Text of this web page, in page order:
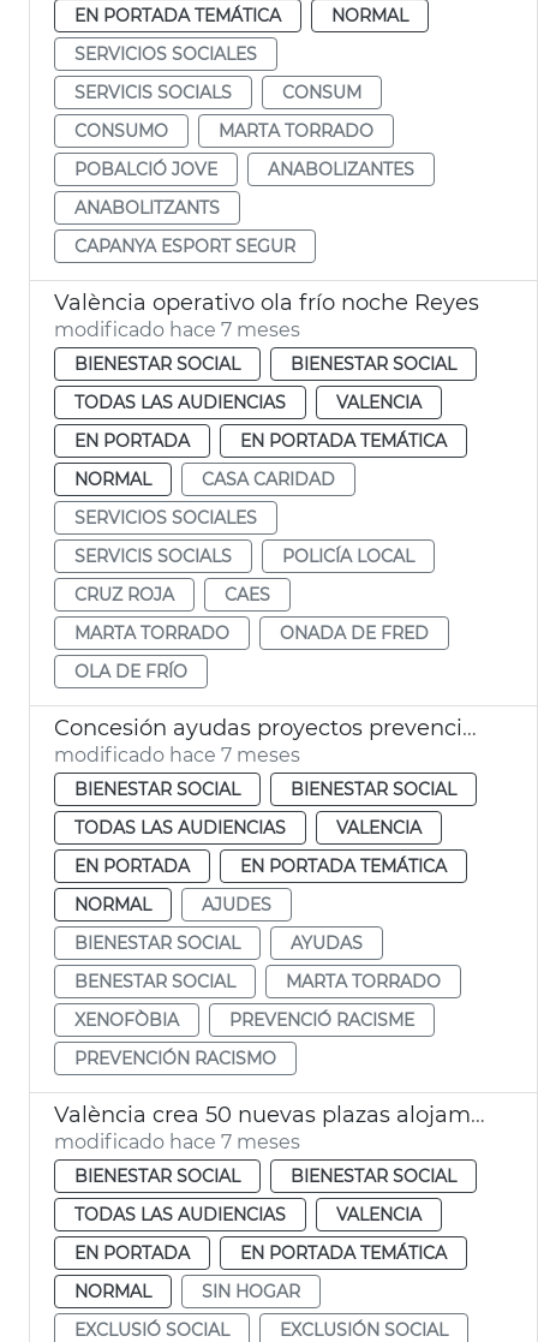
EN PORTADA TEMÁTICA
NORMAL
SERVICIOS SOCIALES
SERVICIS SOCIALS
CONSUM
CONSUMO
MARTA TORRADO
POBALCIÓ JOVE
ANABOLIZANTES
ANABOLITZANTS
CAPANYA ESPORT SEGUR
València operativo ola frío noche Reyes
modificado hace 7 meses
BIENESTAR SOCIAL
BIENESTAR SOCIAL
TODAS LAS AUDIENCIAS
VALENCIA
EN PORTADA
EN PORTADA TEMÁTICA
NORMAL
CASA CARIDAD
SERVICIOS SOCIALES
SERVICIS SOCIALS
POLICÍA LOCAL
CRUZ ROJA
CAES
MARTA TORRADO
ONADA DE FRED
OLA DE FRÍO
Concesión ayudas proyectos prevención racismo y xenofobia 2025
modificado hace 7 meses
BIENESTAR SOCIAL
BIENESTAR SOCIAL
TODAS LAS AUDIENCIAS
VALENCIA
EN PORTADA
EN PORTADA TEMÁTICA
NORMAL
AJUDES
BIENESTAR SOCIAL
AYUDAS
BENESTAR SOCIAL
MARTA TORRADO
XENOFÒBIA
PREVENCIÓ RACISME
PREVENCIÓN RACISMO
València crea 50 nuevas plazas alojamiento urgente
modificado hace 7 meses
BIENESTAR SOCIAL
BIENESTAR SOCIAL
TODAS LAS AUDIENCIAS
VALENCIA
EN PORTADA
EN PORTADA TEMÁTICA
NORMAL
SIN HOGAR
EXCLUSIÓ SOCIAL
EXCLUSIÓN SOCIAL